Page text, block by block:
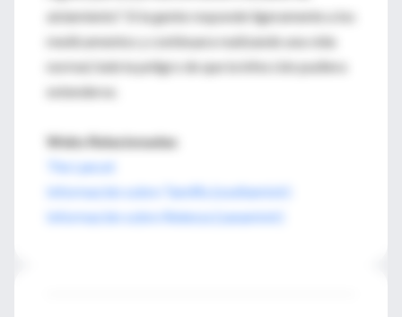
aislamiento". Si la gente responde ligeramente a los
medicamentos y continuara realizando una vida
normal, habría peligro de que la infección pudiera
extenderse.
Webs Relacionadas
The Lancet
Información sobre Tamiflu (oseltamivir)
Información sobre Relenza (zanamivir)